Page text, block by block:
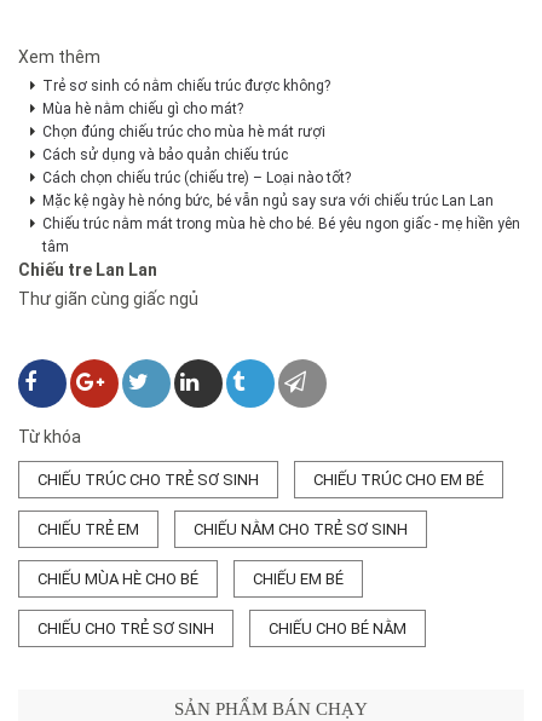
Xem thêm
Trẻ sơ sinh có nằm chiếu trúc được không?
Mùa hè nằm chiếu gì cho mát?
Chọn đúng chiếu trúc cho mùa hè mát rượi
Cách sử dụng và bảo quản chiếu trúc
Cách chọn chiếu trúc (chiếu tre) – Loại nào tốt?
Mặc kệ ngày hè nóng bức, bé vẫn ngủ say sưa với chiếu trúc Lan Lan
Chiếu trúc nằm mát trong mùa hè cho bé. Bé yêu ngon giấc - mẹ hiền yên
tâm
Chiếu tre Lan Lan
Thư giãn cùng giấc ngủ
Từ khóa
CHIẾU TRÚC CHO TRẺ SƠ SINH CHIẾU TRÚC CHO EM BÉ
CHIẾU TRẺ EM CHIẾU NẰM CHO TRẺ SƠ SINH
CHIẾU MÙA HÈ CHO BÉ CHIẾU EM BÉ
CHIẾU CHO TRẺ SƠ SINH CHIẾU CHO BÉ NẰM
SẢN PHẨM BÁN CHẠY